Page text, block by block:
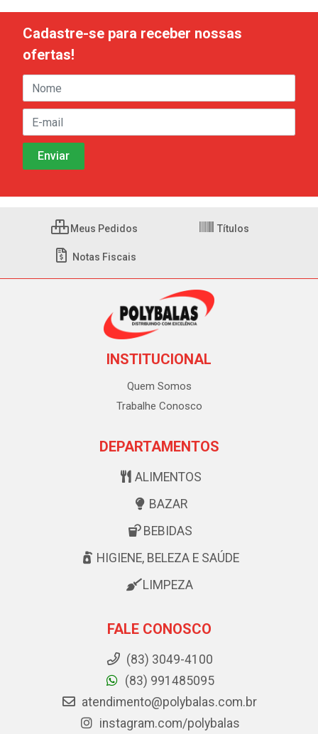
Cadastre-se para receber nossas
ofertas!
Meus Pedidos Títulos
Notas Fiscais
INSTITUCIONAL
Quem Somos
Trabalhe Conosco
DEPARTAMENTOS
ALIMENTOS
BAZAR
BEBIDAS
HIGIENE, BELEZA E SAÚDE
LIMPEZA
FALE CONOSCO
(83) 3049-4100
(83) 991485095
atendimento@polybalas.com.br
instagram.com/polybalas